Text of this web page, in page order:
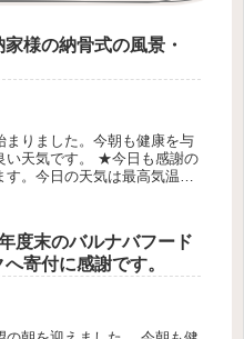
家様の納骨式の風景・
りました。今朝も健康を与
い天気です。 ★今日も感謝の
。今日の天気は最高気温
度末のバルナバフード
寄付に感謝です。